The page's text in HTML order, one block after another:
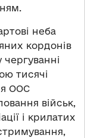
неба
кордонів
тисячі
ООС
військ,
і крилатих